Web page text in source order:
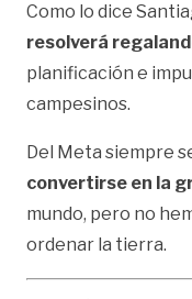
Como lo dice
resolverá
planificación e
campesinos.
Del Meta siempre
convertirse en la
mundo, pero no
ordenar la tierra.